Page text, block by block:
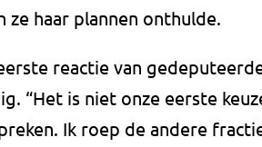
ze haar plannen onthulde.
reactie van
“Het is niet onze eerste
Ik roep de andere